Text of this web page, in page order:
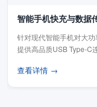
智能手机快充与数据
针对现代智能手机对大
提供高品质USB Type-C
查看详情 →